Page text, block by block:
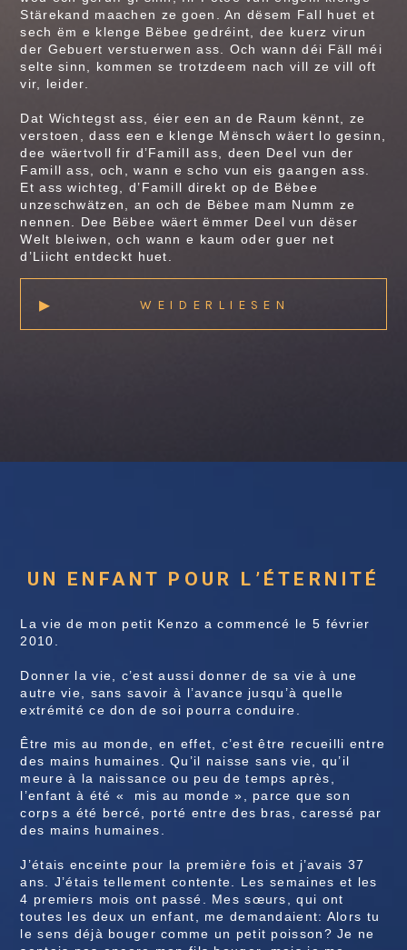
Stärekand maachen ze goen. An dësem Fall huet et
sech ëm e klenge Bëbee gedréint, dee kuerz virun
der Gebuert verstuerwen ass. Och wann déi Fäll méi
selte sinn, kommen se trotzdeem nach vill ze vill oft
vir, leider.
Dat Wichtegst ass, éier een an de Raum kënnt, ze
verstoen, dass een e klenge Mënsch wäert lo gesinn,
dee wäertvoll fir d’Famill ass, deen Deel vun der
Famill ass, och, wann e scho vun eis gaangen ass.
Et ass wichteg, d’Famill direkt op de Bëbee
unzeschwätzen, an och de Bëbee mam Numm ze
nennen. Dee Bëbee wäert ëmmer Deel vun dëser
Welt bleiwen, och wann e kaum oder guer net
d’Liicht entdeckt huet.
▸ WEIDERLIESEN
UN ENFANT POUR L’ÉTERNITÉ
La vie de mon petit Kenzo a commencé le 5 février
2010.
Donner la vie, c’est aussi donner de sa vie à une
autre vie, sans savoir à l’avance jusqu’à quelle
extrémité ce don de soi pourra conduire.
Être mis au monde, en effet, c’est être recueilli entre
des mains humaines. Qu’il naisse sans vie, qu’il
meure à la naissance ou peu de temps après,
l’enfant à été « mis au monde », parce que son
corps a été bercé, porté entre des bras, caressé par
des mains humaines.
J’étais enceinte pour la première fois et j’avais 37
ans. J’étais tellement contente. Les semaines et les
4 premiers mois ont passé. Mes sœurs, qui ont
toutes les deux un enfant, me demandaient: Alors tu
le sens déjà bouger comme un petit poisson? Je ne